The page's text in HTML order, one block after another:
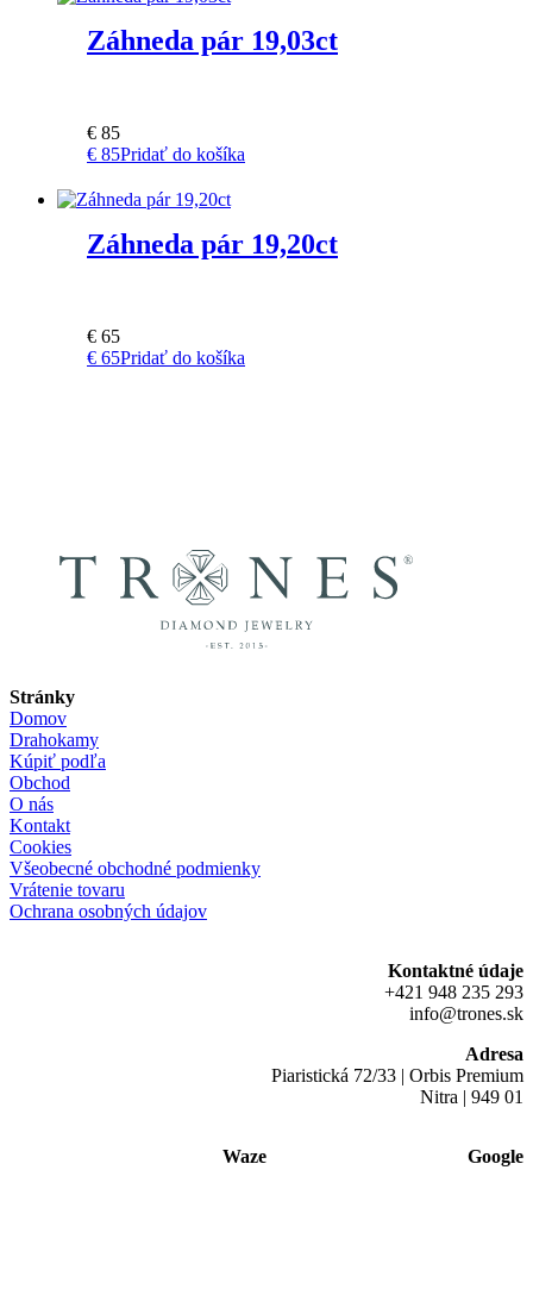
Záhneda pár 19,03ct
€ 85
€ 85Pridať do košíka
Záhneda pár 19,20ct
€ 65
€ 65Pridať do košíka
Stránky
Domov
Drahokamy
Kúpiť podľa
Obchod
O nás
Kontakt
Cookies
Všeobecné obchodné podmienky
Vrátenie tovaru
Ochrana osobných údajov
Kontaktné údaje
+421 948 235 293
info@trones.sk
Adresa
Piaristická 72/33 | Orbis Premium
Nitra | 949 01
Waze Google